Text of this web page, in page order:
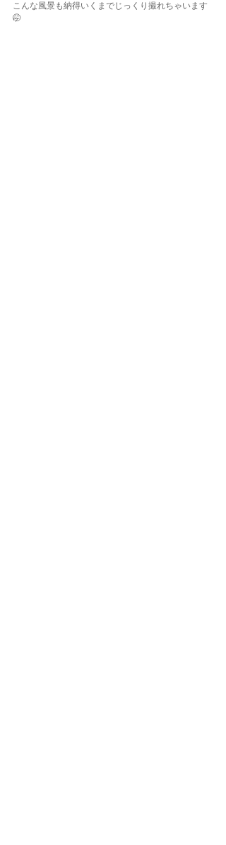
こんな風景も納得いくまでじっくり撮れちゃいます
🤭